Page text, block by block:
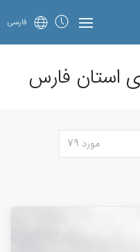
فارسی
استان فارس
مورد 79